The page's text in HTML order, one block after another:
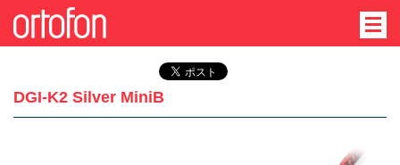
DGI-K2 Silver MiniB